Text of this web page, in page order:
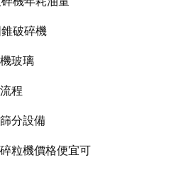
破碎機
玻璃
程
分設備
粒機價格便宜可